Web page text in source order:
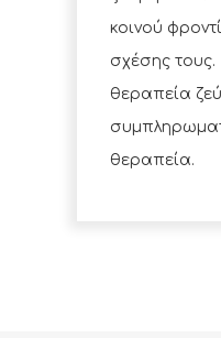
κοινού
σχέσης τους.
θεραπεία
θεραπεία.